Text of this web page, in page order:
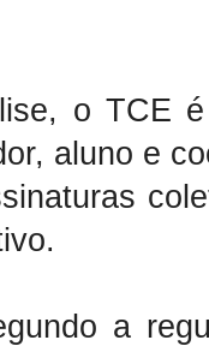
o TCE
aluno e
a